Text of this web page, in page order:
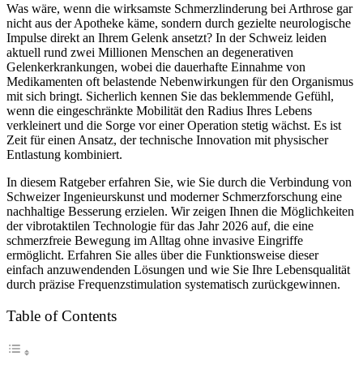
Was wäre, wenn die wirksamste Schmerzlinderung bei Arthrose gar
nicht aus der Apotheke käme, sondern durch gezielte neurologische
Impulse direkt an Ihrem Gelenk ansetzt? In der Schweiz leiden
aktuell rund zwei Millionen Menschen an degenerativen
Gelenkerkrankungen, wobei die dauerhafte Einnahme von
Medikamenten oft belastende Nebenwirkungen für den Organismus
mit sich bringt. Sicherlich kennen Sie das beklemmende Gefühl,
wenn die eingeschränkte Mobilität den Radius Ihres Lebens
verkleinert und die Sorge vor einer Operation stetig wächst. Es ist
Zeit für einen Ansatz, der technische Innovation mit physischer
Entlastung kombiniert.
In diesem Ratgeber erfahren Sie, wie Sie durch die Verbindung von
Schweizer Ingenieurskunst und moderner Schmerzforschung eine
nachhaltige Besserung erzielen. Wir zeigen Ihnen die Möglichkeiten
der vibrotaktilen Technologie für das Jahr 2026 auf, die eine
schmerzfreie Bewegung im Alltag ohne invasive Eingriffe
ermöglicht. Erfahren Sie alles über die Funktionsweise dieser
einfach anzuwendenden Lösungen und wie Sie Ihre Lebensqualität
durch präzise Frequenzstimulation systematisch zurückgewinnen.
Table of Contents